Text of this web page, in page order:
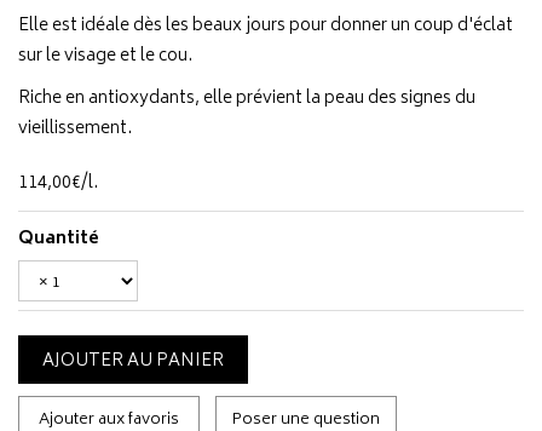
Elle est idéale dès les beaux jours pour donner un coup d'éclat
sur le visage et le cou.
Riche en antioxydants, elle prévient la peau des signes du
vieillissement.
114,00€/l.
Quantité
AJOUTER AU PANIER
Ajouter aux favoris Poser une question